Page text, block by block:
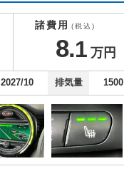
諸費用 (税込)
8.1 万円
2027/10 排気量 1500